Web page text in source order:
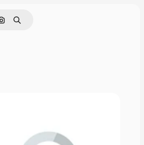
画像で検索
検索